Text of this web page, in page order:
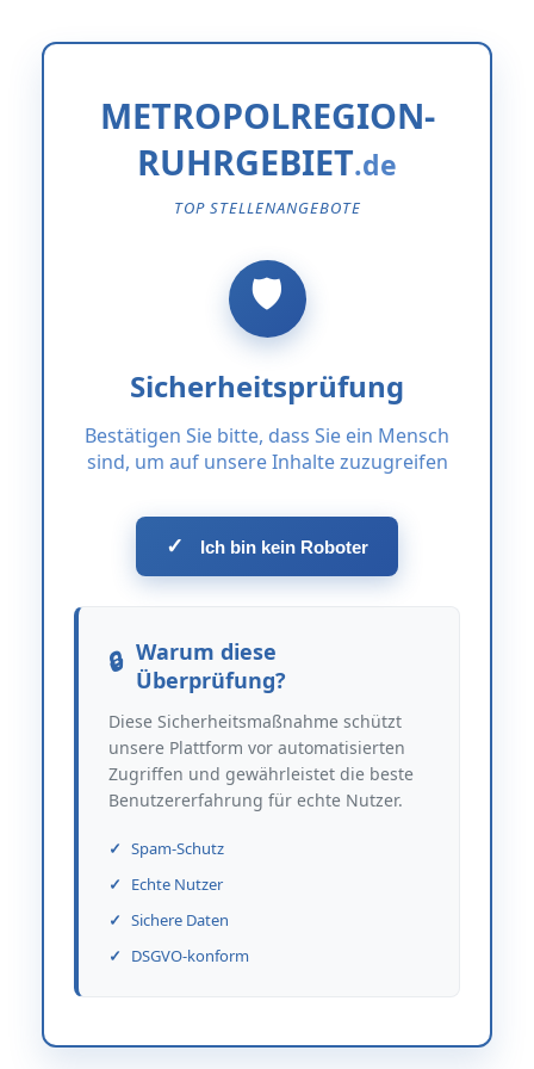
METROPOLREGION-
RUHRGEBIET
TOP STELLENANGEBOTE
Sicherheitsprüfung
Bestätigen Sie bitte, dass Sie ein Mensch
sind, um auf unsere Inhalte zuzugreifen
✓ Ich bin kein Roboter
Warum diese
Überprüfung?
Diese Sicherheitsmaßnahme schützt
unsere Plattform vor automatisierten
Zugriffen und gewährleistet die beste
Benutzererfahrung für echte Nutzer.
Spam-Schutz
Echte Nutzer
Sichere Daten
DSGVO-konform